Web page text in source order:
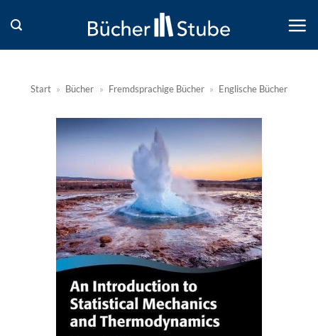
Inhalt
springen
Start » Bücher » Fremdsprachige Bücher » Englische Bücher